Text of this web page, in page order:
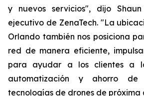
y nuevos servicios", dijo
ejecutivo de ZenaTech. "La
Orlando también nos posiciona
red de manera eficiente,
para ayudar a los clientes a
automatización y ahorro
tecnologías de drones de próxima